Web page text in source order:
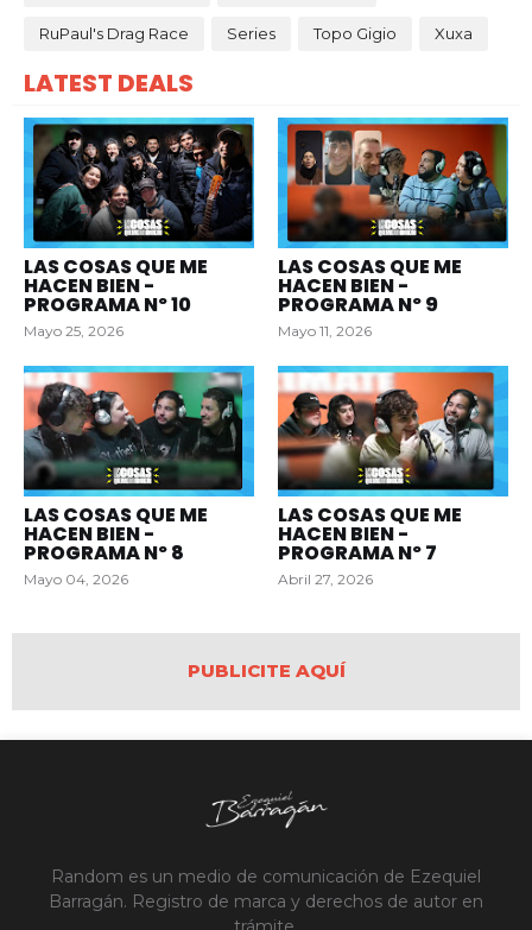
RuPaul's Drag Race Series Topo Gigio Xuxa
LATEST DEALS
LAS COSAS QUE ME
HACEN BIEN -
PROGRAMA Nº 10
Mayo 25, 2026
LAS COSAS QUE ME
HACEN BIEN -
PROGRAMA Nº 9
Mayo 11, 2026
LAS COSAS QUE ME
HACEN BIEN -
PROGRAMA Nº 8
Mayo 04, 2026
LAS COSAS QUE ME
HACEN BIEN -
PROGRAMA Nº 7
Abril 27, 2026
PUBLICITE AQUÍ
Random es un medio de comunicación de Ezequiel
Barragán. Registro de marca y derechos de autor en